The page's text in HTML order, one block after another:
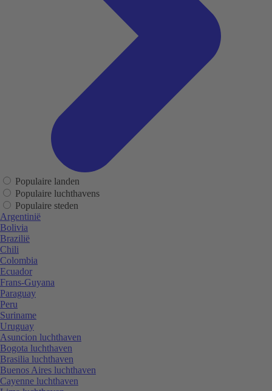
Populaire landen
Populaire luchthavens
Populaire steden
Argentinië
Bolivia
Brazilië
Chili
Colombia
Ecuador
Frans-Guyana
Paraguay
Peru
Suriname
Uruguay
Asuncion luchthaven
Bogota luchthaven
Brasilia luchthaven
Buenos Aires luchthaven
Cayenne luchthaven